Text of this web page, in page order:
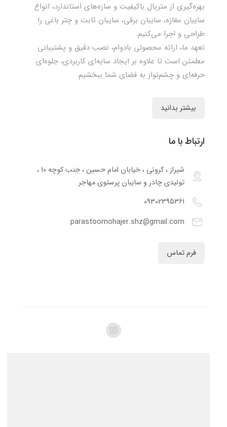
بهره‌گیری از متریال باکیفیت و سازه‌های استاندارد، انواع
سایبان مغازه، سایبان برقی، سایبان ثابت و چتر باغی را
طراحی و اجرا می‌کنیم.
تعهد ما، ارائه محصولی بادوام، نصب دقیق و پشتیبانی
مطمئن است تا علاوه بر ایجاد سایه‌ای کاربردی، جلوه‌ای
حرفه‌ای و چشم‌نواز به فضای شما ببخشیم.
بیشتر بدانید
ارتباط با ما
شیراز ، کرونی ، خیابان امام حسین ، جنب کوچه 10 ،
تولیدی چادر و سایبان پرستوی مهاجر
09302395361
parastoomohajer.shz@gmail.com
فرم تماس